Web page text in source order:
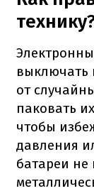
выключать
от
паковать
чтобы
давления
батареи не